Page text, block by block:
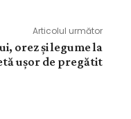
Articolul următor
orez și legume la
ușor de pregătit